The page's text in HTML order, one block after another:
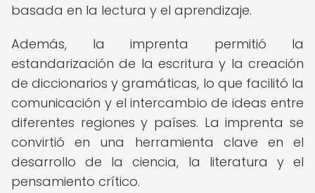
basada en la lectura y el aprendizaje.
Además, la imprenta permitió la
estandarización de la escritura y la creación
de diccionarios y gramáticas, lo que facilitó la
comunicación y el intercambio de ideas entre
diferentes regiones y países. La imprenta se
convirtió en una herramienta clave en el
desarrollo de la ciencia, la literatura y el
pensamiento crítico.